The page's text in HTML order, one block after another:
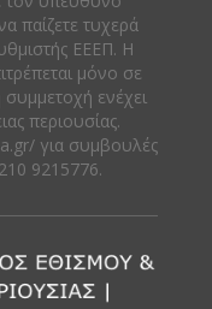
παίζετε τυχερά
ΕΕΕΠ. Η
μόνο σε
ενέχει
περιουσίας.
για συμβουλές
9215776.